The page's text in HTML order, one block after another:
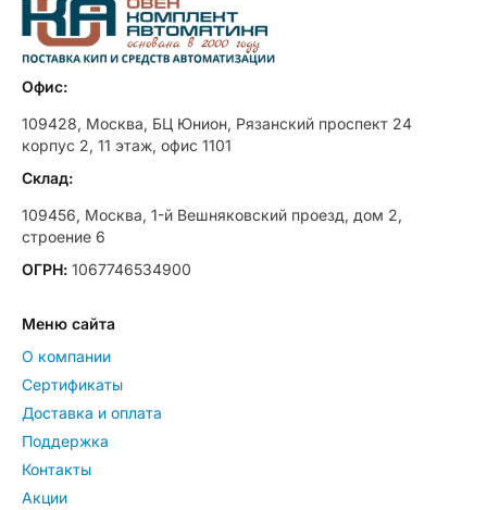
Офис:
109428, Москва, БЦ Юнион, Рязанский проспект 24
корпус 2, 11 этаж, офис 1101
Склад:
109456, Москва, 1-й Вешняковский проезд, дом 2,
строение 6
ОГРН: 1067746534900
Меню сайта
О компании
Сертификаты
Доставка и оплата
Поддержка
Контакты
Акции